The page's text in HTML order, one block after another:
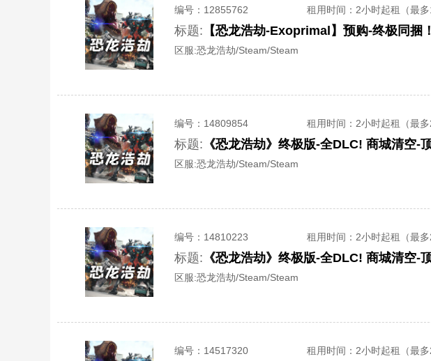
编号： 12855762 租用时间 ：2小时起租（最多
标题: 【恐龙浩劫-Exoprimal】预购-终极同捆
区服:恐龙浩劫/Steam/Steam
编号： 14809854 租用时间 ：2小时起租（最多
标题: 《恐龙浩劫》终极版-全DLC! 商城清空-
区服:恐龙浩劫/Steam/Steam
编号： 14810223 租用时间 ：2小时起租（最多
标题: 《恐龙浩劫》终极版-全DLC! 商城清空
区服:恐龙浩劫/Steam/Steam
编号： 14517320 租用时间 ：2小时起租（最多